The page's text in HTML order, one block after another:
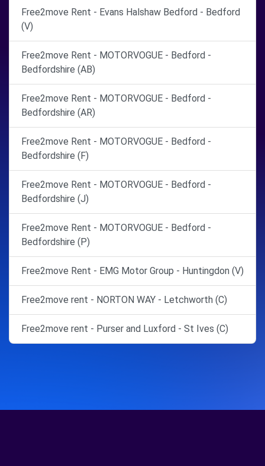
Free2move Rent - Evans Halshaw Bedford - Bedford
(V)
Free2move Rent - MOTORVOGUE - Bedford -
Bedfordshire (AB)
Free2move Rent - MOTORVOGUE - Bedford -
Bedfordshire (AR)
Free2move Rent - MOTORVOGUE - Bedford -
Bedfordshire (F)
Free2move Rent - MOTORVOGUE - Bedford -
Bedfordshire (J)
Free2move Rent - MOTORVOGUE - Bedford -
Bedfordshire (P)
Free2move Rent - EMG Motor Group - Huntingdon (V)
Free2move rent - NORTON WAY - Letchworth (C)
Free2move rent - Purser and Luxford - St Ives (C)